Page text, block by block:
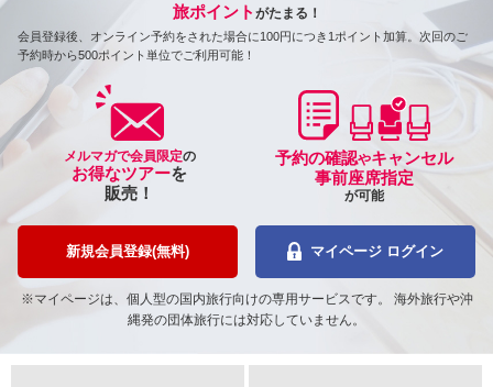
旅ポイント がたまる！
会員登録後、オンライン予約をされた場合に100円につき1ポイント加算。次回のご
予約時から500ポイント単位でご利用可能！
メルマガで会員限定の
お得なツアーを
販売！
予約の確認やキャンセル
事前座席指定
が可能
新規会員登録(無料) マイページ ログイン
※マイページは、個人型の国内旅行向けの専用サービスです。 海外旅行や沖
縄発の団体旅行には対応していません。